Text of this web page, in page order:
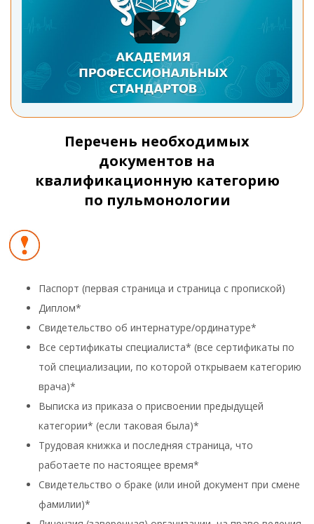
Перечень необходимых
документов на
квалификационную категорию
по пульмонологии
Паспорт (первая страница и страница с пропиской)
Диплом*
Свидетельство об интернатуре/ординатуре*
Все сертификаты специалиста* (все сертификаты по
той специализации, по которой открываем категорию
врача)*
Выписка из приказа о присвоении предыдущей
категории* (если таковая была)*
Трудовая книжка и последняя страница, что
работаете по настоящее время*
Свидетельство о браке (или иной документ при смене
фамилии)*